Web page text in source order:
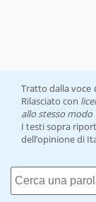
Tratto dalla voce
Rilasciato con
allo stesso modo
I testi sopra
dell’opinione di